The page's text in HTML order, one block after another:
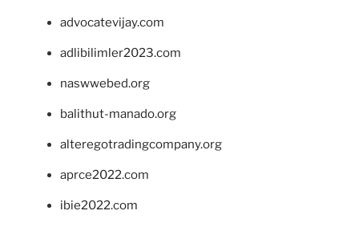
advocatevijay.com
adlibilimler2023.com
naswwebed.org
balithut-manado.org
alteregotradingcompany.org
aprce2022.com
ibie2022.com